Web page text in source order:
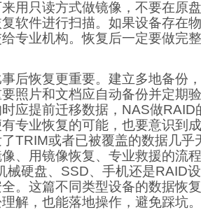
用只读方式做镜像，不要在原
软件进行扫描。如果设备存在
专业机构。恢复后一定要做完
后恢复更重要。建立多地备份
照片和文档应自动备份并定期
应提前迁移数据，NAS做RAID
专业恢复的可能，也要意识到
TRIM或者已被覆盖的数据几乎
像、用镜像恢复、专业救援的流
械硬盘、SSD、手机还是RAID
。这篇不同类型设备的数据恢
解，也能落地操作，避免踩坑。